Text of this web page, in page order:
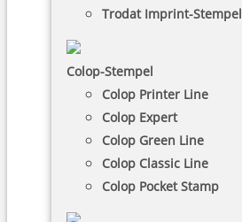
Trodat Imprint-Stempel
Colop-Stempel
Colop Printer Line
Colop Expert
Colop Green Line
Colop Classic Line
Colop Pocket Stamp